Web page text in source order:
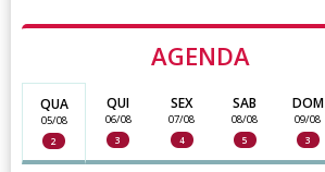
AGENDA
QUA
05/08
2
QUI
06/08
3
SEX
07/08
4
SAB
08/08
5
DOM
09/08
3